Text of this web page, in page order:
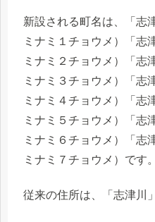
新設される町名は、「志
ミナミ１チョウメ）「志
ミナミ２チョウメ）「志
ミナミ３チョウメ）「志
ミナミ４チョウメ）「志
ミナミ５チョウメ）「志
ミナミ６チョウメ）「志
ミナミ７チョウメ）です。
従来の住所は、「志津川